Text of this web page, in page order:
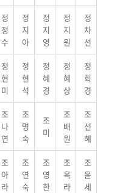
정
정
수
정
지
아
정
지
영
정
지
원
정
차
선
정
현
미
정
현
석
정
혜
경
정
혜
상
정
회
경
조
나
연
조
명
숙
조
미
조
배
원
조
선
혜
조
아
라
조
연
숙
조
영
한
조
옥
라
조
윤
세